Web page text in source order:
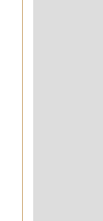
visite,
en